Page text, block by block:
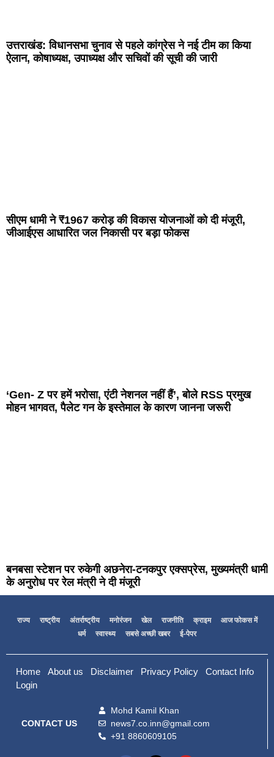
उत्तराखंड: विधानसभा चुनाव से पहले कांग्रेस ने नई टीम का किया
ऐलान, कोषाध्यक्ष, उपाध्यक्ष और सचिवों की सूची की जारी
सीएम धामी ने ₹1967 करोड़ की विकास योजनाओं को दी मंजूरी,
जीआईएस आधारित जल निकासी पर बड़ा फोकस
‘Gen- Z पर हमें भरोसा, एंटी नेशनल नहीं हैं’, बोले RSS प्रमुख
मोहन भागवत, पैलेट गन के इस्तेमाल के कारण जानना जरूरी
बनबसा स्टेशन पर रुकेगी अछनेरा-टनकपुर एक्सप्रेस, मुख्यमंत्री धामी
के अनुरोध पर रेल मंत्री ने दी मंजूरी
राज्य राष्ट्रीय अंतर्राष्ट्रीय मनोरंजन खेल राजनीति क्राइम
आज फोकस में
धर्म
स्वास्थ्य सबसे अच्छी खबर ई-पेपर
Home About us Disclaimer Privacy Policy
Contact Info
Login
CONTACT US
Mohd Kamil Khan
news7.co.inn@gmail.com
+91 8860609105